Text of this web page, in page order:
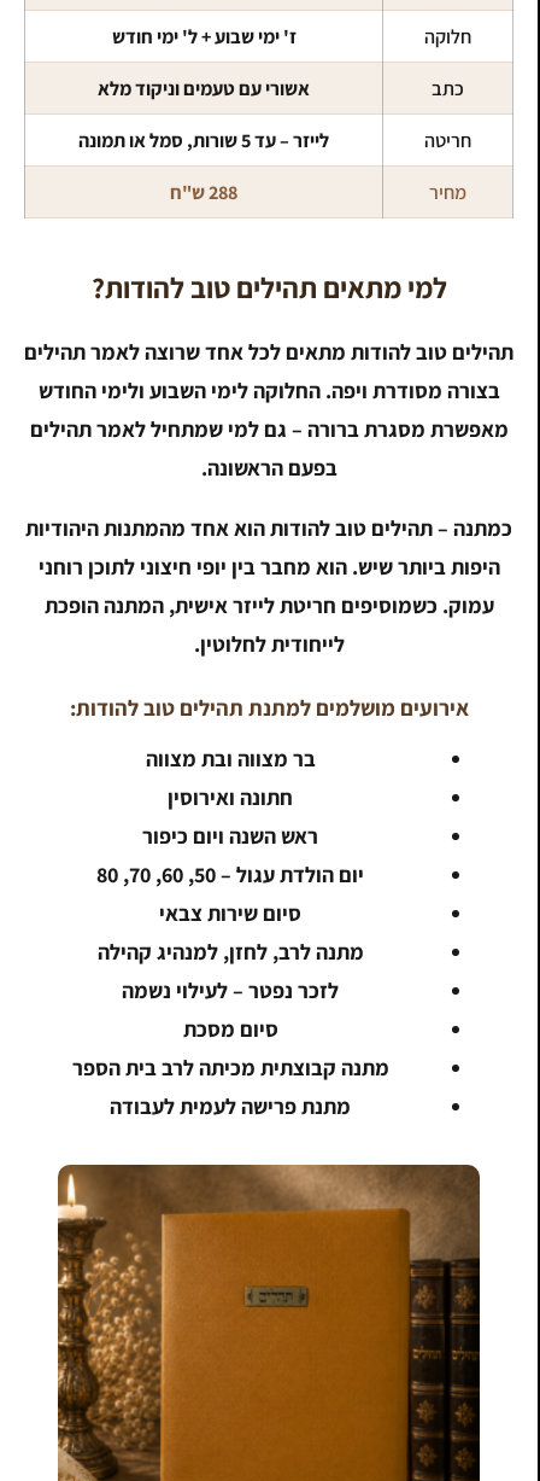
חלוקה
ז' ימי שבוע + ל' ימי חודש
כתב
אשורי עם טעמים וניקוד מלא
חריטה
לייזר – עד 5 שורות, סמל או תמונה
מחיר
288 ש"ח
למי מתאים תהילים טוב להודות?
תהילים טוב להודות מתאים לכל אחד שרוצה לאמר תהילים
בצורה מסודרת ויפה. החלוקה לימי השבוע ולימי החודש
מאפשרת מסגרת ברורה – גם למי שמתחיל לאמר תהילים
בפעם הראשונה.
כמתנה – תהילים טוב להודות הוא אחד מהמתנות היהודיות
היפות ביותר שיש. הוא מחבר בין יופי חיצוני לתוכן רוחני
עמוק. כשמוסיפים חריטת לייזר אישית, המתנה הופכת
לייחודית לחלוטין.
אירועים מושלמים למתנת תהילים טוב להודות:
בר מצווה ובת מצווה
חתונה ואירוסין
ראש השנה ויום כיפור
יום הולדת עגול – 50, 60, 70, 80
סיום שירות צבאי
מתנה לרב, לחזן, למנהיג קהילה
לזכר נפטר – לעילוי נשמה
סיום מסכת
מתנה קבוצתית מכיתה לרב בית הספר
מתנת פרישה לעמית לעבודה